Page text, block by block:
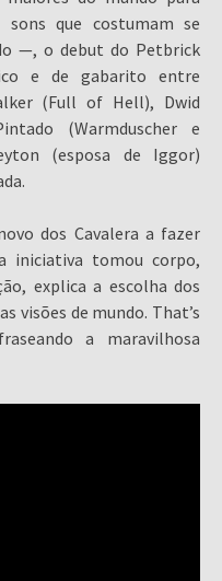
sons que costumam se
—, o debut do Petbrick
e de gabarito entre
(Full of Hell), Dwid
(Warmduscher e
(esposa de Iggor)
dos Cavalera a fazer
iniciativa tomou corpo,
explica a escolha dos
visões de mundo. That’s
a maravilhosa